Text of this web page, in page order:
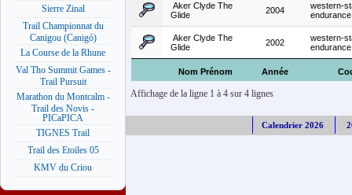
Sierre Zinal
Trail Championnat du
Canigou (Canigó)
La Course de la Rhune
Val Tho Summit Games -
Trail Pursuit
Marathon du Montcalm -
Trail des Novis -
PICaPICA
TIGNES Trail
Trail des Etoiles 05
KMV du Criou
Nom Prénom Année
Aker Clyde The
Glide
2004
western-
endurance
Aker Clyde The
Glide
2002
western-
endurance
Affichage de la ligne 1 à 4 sur 4 lignes
Calendrier 2026